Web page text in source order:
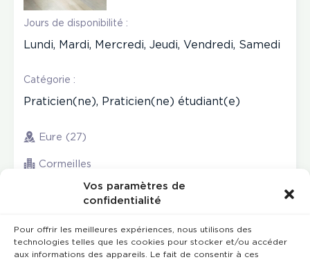
Vos paramètres de
confidentialité
Pour offrir les meilleures expériences, nous utilisons des
technologies telles que les cookies pour stocker et/ou accéder
aux informations des appareils. Le fait de consentir à ces
Jours de disponibilité :
Lundi, Mardi, Mercredi, Jeudi, Vendredi, Samedi
Catégorie :
Praticien(ne), Praticien(ne) étudiant(e)
Eure (27)
Cormeilles